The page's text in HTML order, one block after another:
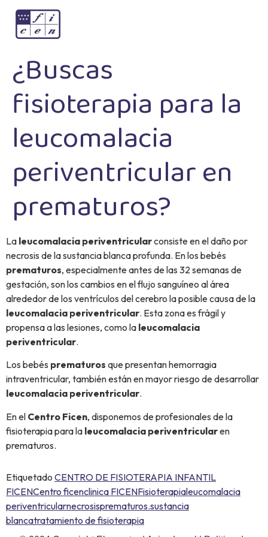
¿Buscas
fisioterapia para la
leucomalacia
periventricular en
prematuros?
La leucomalacia periventricularconsiste en el daño por
necrosis de la sustancia blanca profunda. En los bebés
prematuros, especialmente antes de las 32 semanas de
gestación, son los cambios en el flujo sanguíneo al área
alrededor de los ventrículos del cerebro la posible causa de la
leucomalacia periventricular. Esta zona es frágil y
propensa a las lesiones, como la leucomalacia
periventricular.
Los bebés prematuros que presentan hemorragia
intraventricular, también están en mayor riesgo de desarrollar
leucomalacia periventricular.
En el Centro Ficen, disponemos de profesionales de la
fisioterapia para la leucomalacia periventricularen
prematuros.
Etiquetado CENTRO DE FISIOTERAPIA INFANTIL
FICENCentro ficenclinica FICENFisioterapialeucomalacia
periventricularnecrosisprematuros.sustancia
blancatratamiento de fisioterapia